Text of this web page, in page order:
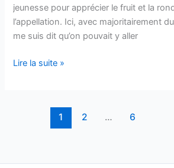
jeunesse pour apprécier le fruit et la
l’appellation. Ici, avec majoritairement
me suis dit qu’on pouvait y aller
Margaux
de
Lire la suite »
1 2 … 6